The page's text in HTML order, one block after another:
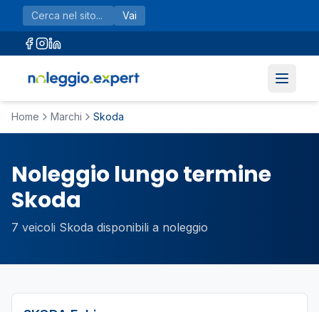
Vai al contenuto principale
Vai
Home Marchi Skoda
Noleggio lungo termine
Skoda
7 veicoli Skoda disponibili a noleggio